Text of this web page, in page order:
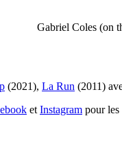
Gabriel Coles (on
(2021), La Run (2011)
etInstagram pour les